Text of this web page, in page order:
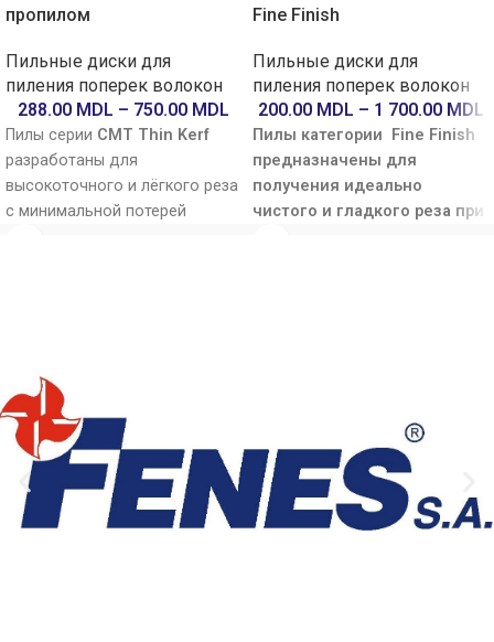
пропилом
Пильные диски для
пиления поперек волокон
288.00 MDL – 750.00 MDL
Пилы серии CMT Thin Kerf
разработаны для
высокоточного и лёгкого реза
с минимальной потерей
эффективную работу
аккумуляторных и ручных пил.
Зубья с чередующимся
скосом (ATB) и оптимальным
положительным углом
врезания гарантируют чистый,
Fine Finish
Пильные диски для
пиления поперек волокон
200.00 MDL – 1 700.00 MDL
Пилы категории Fine Finish
предназначены для
получения идеально
чистого и гладкого реза при
аккуратный пропил без сколов
и вырывов. Увеличенное
количество зубьев снижает
вибрации и нагрузку на